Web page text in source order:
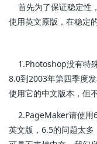
首先为了保证稳定性
使用英文原版，在稳定
1.Photoshop没有特
8.0到2003年第四季度
使用它的中文版本，但
2.PageMaker请使用
英文版，6.5的问题太多